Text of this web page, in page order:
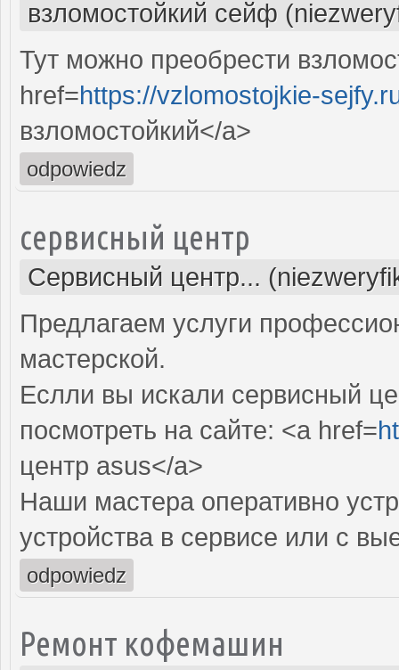
взломостойкий сейф
Тут можно преобрести
href=https://vzlomostojkie-
взломостойкий</a>
odpowiedz
сервисный центр
Сервисный центр...
Предлагаем услуги
мастерской.
Еслли вы искали сервисный
посмотреть на сайте: <a href=
центр asus</a>
Наши мастера оперативно
устройства в сервисе или с
odpowiedz
Ремонт кофемашин